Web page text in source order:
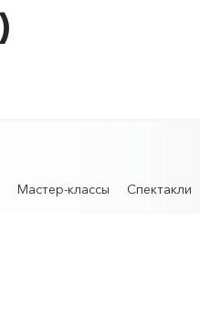
Мастер-классы Спектакли